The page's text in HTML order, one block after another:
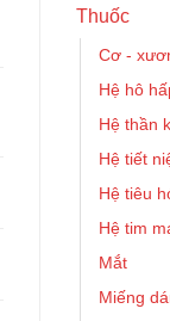
Thuốc
Cơ -
Hệ hô
Hệ thần
Hệ tiết
Hệ tiêu
Hệ tim
Mắt
Miếng